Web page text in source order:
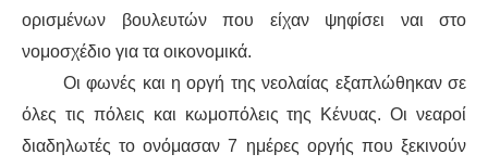
ΚΙΝΉΜΑΤΑ ΠΌΛΗΣ
ΙΣΤΟΡΊΑ / ΘΕΩΡΊΑ
ΙΣΤΟΡΊΑ
ορισμένων βουλευτών που είχαν ψηφίσει ναι στο
νομοσχέδιο για τα οικονομικά.
Οι φωνές και η οργή της νεολαίας εξαπλώθηκαν σε
όλες τις πόλεις και κωμοπόλεις της Κένυας. Οι νεαροί
διαδηλωτές το ονόμασαν 7 ημέρες οργής που ξεκινούν